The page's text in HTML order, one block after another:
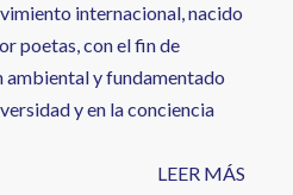
internacional, nacido
poetas, con el fin de
y fundamentado
y en la conciencia
LEER MÁS